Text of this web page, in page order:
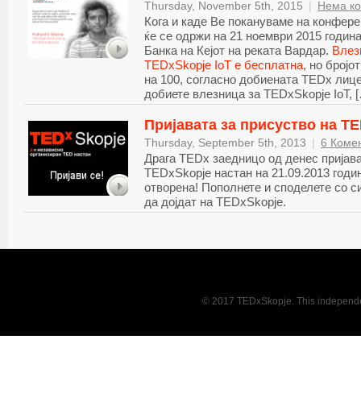
Thursday, November 5th, 2015 | Нема
Кога и каде Ве покануваме на
ќе се одржи на 21 ноември 2015
Банка на Кејот на реката Вардар.
TEDxSkopje IoT е бесплатна, но
на 100, согласно добиената TEDx
добиете влезница за TEDxSkopje IoT,
Пријавата за присуство на
Thursday, September 5th, 2013 | 6
Драга TEDx заедницо од денес
TEDxSkopje настан на 21.09.2013
отворена! Пополнете и споделете со
да дојдат на TEDxSkopje.
© 2017 TEDxSkopje. This